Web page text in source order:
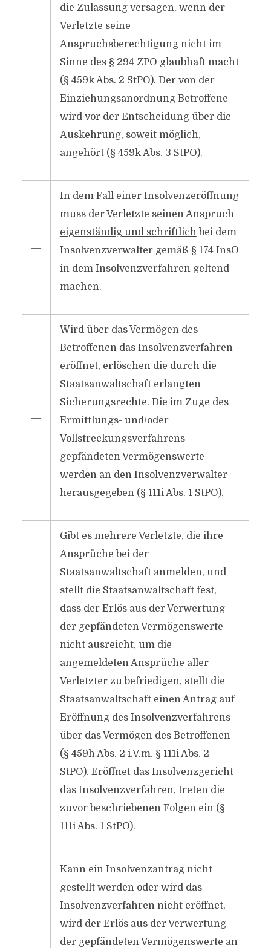
die Zulassung versagen, wenn der
Verletzte seine
Anspruchsberechtigung nicht im
Sinne des § 294 ZPO glaubhaft macht
(§ 459k Abs. 2 StPO). Der von der
Einziehungsanordnung Betroffene
wird vor der Entscheidung über die
Auskehrung, soweit möglich,
angehört (§ 459k Abs. 3 StPO).
―
In dem Fall einer Insolvenzeröffnung
muss der Verletzte seinen Anspruch
eigenständig und schriftlichbei dem
Insolvenzverwalter gemäß § 174 InsO
in dem Insolvenzverfahren geltend
machen.
―
Wird über das Vermögen des
Betroffenen das Insolvenzverfahren
eröffnet, erlöschen die durch die
Staatsanwaltschaft erlangten
Sicherungsrechte. Die im Zuge des
Ermittlungs- und/​oder
Vollstreckungsverfahrens
gepfändeten Vermögenswerte
werden an den Insolvenzverwalter
herausgegeben (§ 111i Abs. 1 StPO).
―
Gibt es mehrere Verletzte, die ihre
Ansprüche bei der
Staatsanwaltschaft anmelden, und
stellt die Staatsanwaltschaft fest,
dass der Erlös aus der Verwertung
der gepfändeten Vermögenswerte
nicht ausreicht, um die
angemeldeten Ansprüche aller
Verletzter zu befriedigen, stellt die
Staatsanwaltschaft einen Antrag auf
Eröffnung des Insolvenzverfahrens
über das Vermögen des Betroffenen
(§ 459h Abs. 2 i.V.m. § 111i Abs. 2
StPO). Eröffnet das Insolvenzgericht
das Insolvenzverfahren, treten die
zuvor beschriebenen Folgen ein (§
111i Abs. 1 StPO).
Kann ein Insolvenzantrag nicht
gestellt werden oder wird das
Insolvenzverfahren nicht eröffnet,
wird der Erlös aus der Verwertung
der gepfändeten Vermögenswerte an